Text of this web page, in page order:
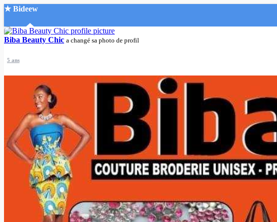
★ Bideew
Accueil
Recherche Avancée
Mon compte
Connexion
Créer un compte
Mode nuit
Biba Beauty Chic a changé sa photo de profil
5 ans